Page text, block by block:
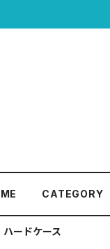
CATEGORY
ハードケース